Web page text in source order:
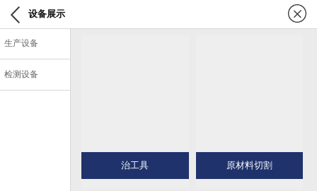
设备展示
生产设备
检测设备
治工具 原材料切割